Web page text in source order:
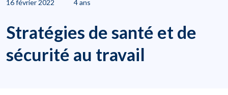
16 février 2022 4 ans
Stratégies de santé et de
sécurité au travail